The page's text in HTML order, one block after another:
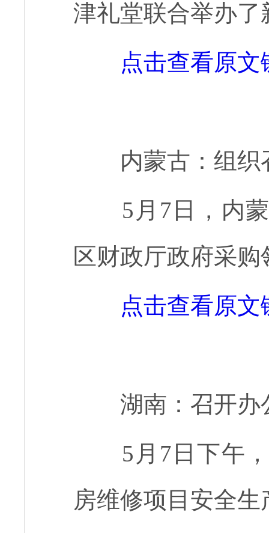
津礼堂联合举办
点击查看原文
内蒙古：组
5月7日，内
区财政厅政府采
点击查看原文
湖南：召开办
5月7日下午
房维修项目安全